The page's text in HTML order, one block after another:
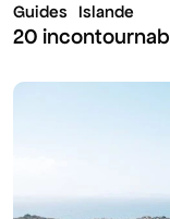
Guides Islande
20